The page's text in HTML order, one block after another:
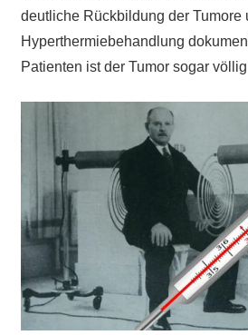
deutliche Rückbildung der Tumore
Hyperthermiebehandlung
Patienten ist der Tumor sogar